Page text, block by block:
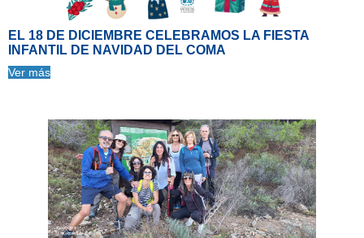
EL 18 DE DICIEMBRE CELEBRAMOS LA FIESTA
INFANTIL DE NAVIDAD DEL COMA
Ver más